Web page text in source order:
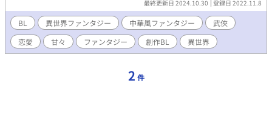
語です。実際の人物・事件・歴史・文化等とは一切関係ございま
せん。 ✼••┈┈┈┈••✼••┈┈┈┈••✼
最終更新日 2024.10.30 登録日 2022.11.8
BL 異世界ファンタジー 中華風ファンタジー
武俠
恋愛
甘々 ファンタジー 創作BL 異世界
2 件